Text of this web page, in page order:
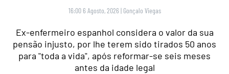
16:00 6 Agosto, 2026 | Gonçalo Viegas
Ex-enfermeiro espanhol considera o valor da sua
pensão injusto, por lhe terem sido tirados 50 anos
para "toda a vida", após reformar-se seis meses
antes da idade legal